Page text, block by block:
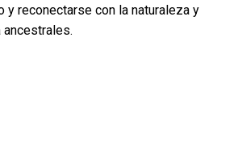
y reconectarse con la naturaleza y